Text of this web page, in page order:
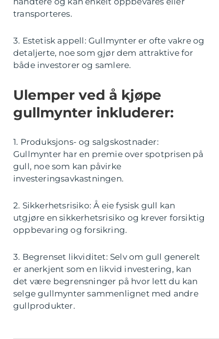
transporteres.
3. Estetisk appell: Gullmynter er ofte vakre og
detaljerte, noe som gjør dem attraktive for
både investorer og samlere.
Ulemper ved å kjøpe
gullmynter inkluderer:
1. Produksjons- og salgskostnader:
Gullmynter har en premie over spotprisen på
gull, noe som kan påvirke
investeringsavkastningen.
2. Sikkerhetsrisiko: Å eie fysisk gull kan
utgjøre en sikkerhetsrisiko og krever forsiktig
oppbevaring og forsikring.
3. Begrenset likviditet: Selv om gull generelt
er anerkjent som en likvid investering, kan
det være begrensninger på hvor lett du kan
selge gullmynter sammenlignet med andre
gullprodukter.